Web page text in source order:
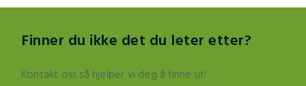
Finner du ikke det du leter etter?
Kontakt oss så hjelper vi deg å finne ut!